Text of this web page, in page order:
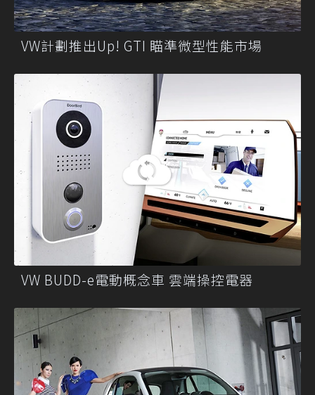
VW計劃推出Up! GTI 瞄準微型性能市場
VW BUDD-e電動概念車 雲端操控電器